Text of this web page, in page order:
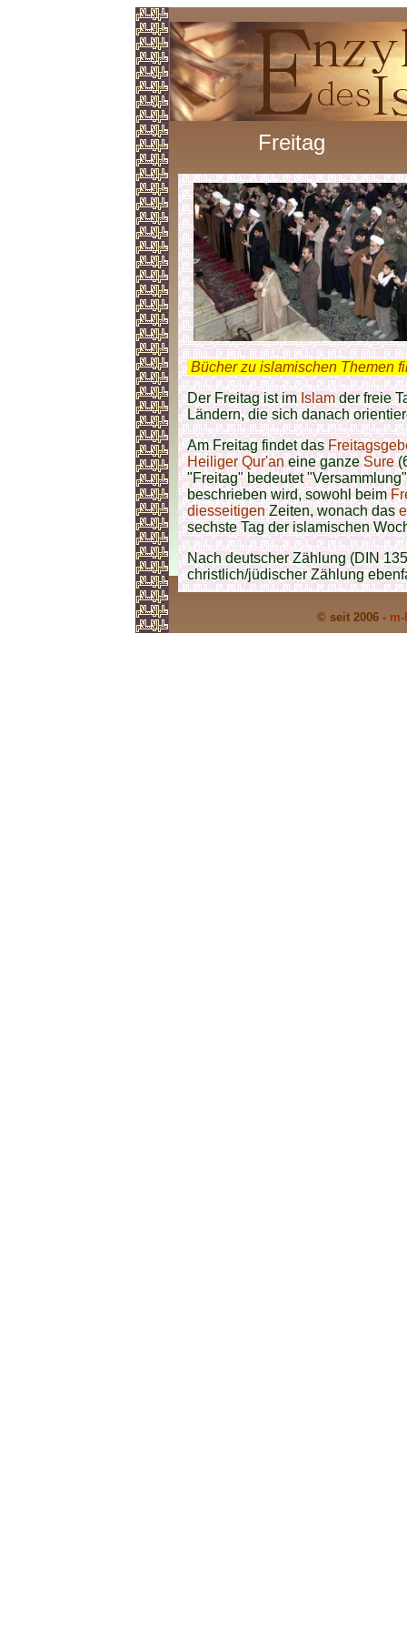
Freitag
Bücher zu islamischen Themen
Der Freitag ist imIslamder freie
Ländern, die sich danach
Am Freitag findet das
Heiliger Qur'aneine ganzeSure
"Freitag" bedeutet
beschrieben wird, sowohl beim
diesseitigenZeiten, wonach das
sechste Tag der islamischen
Nach deutscher Zählung (DIN
christlich/jüdischer Zählung
© seit 2006 -